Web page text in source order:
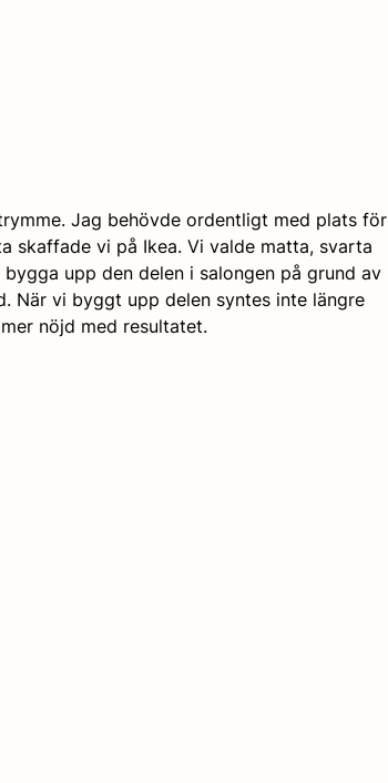
Jag behövde ordentligt med plats för
skaffade vi på Ikea. Vi valde matta, svarta
upp den delen i salongen på grund av
När vi byggt upp delen syntes inte längre
nöjd med resultatet.